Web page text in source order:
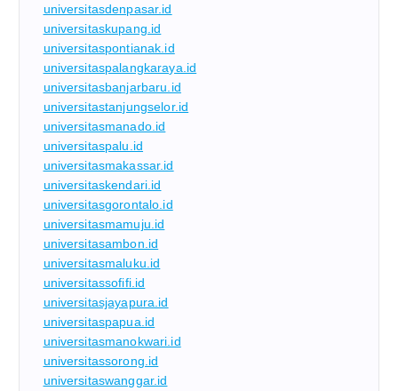
universitasdenpasar.id
universitaskupang.id
universitaspontianak.id
universitaspalangkaraya.id
universitasbanjarbaru.id
universitastanjungselor.id
universitasmanado.id
universitaspalu.id
universitasmakassar.id
universitaskendari.id
universitasgorontalo.id
universitasmamuju.id
universitasambon.id
universitasmaluku.id
universitassofifi.id
universitasjayapura.id
universitaspapua.id
universitasmanokwari.id
universitassorong.id
universitaswanggar.id